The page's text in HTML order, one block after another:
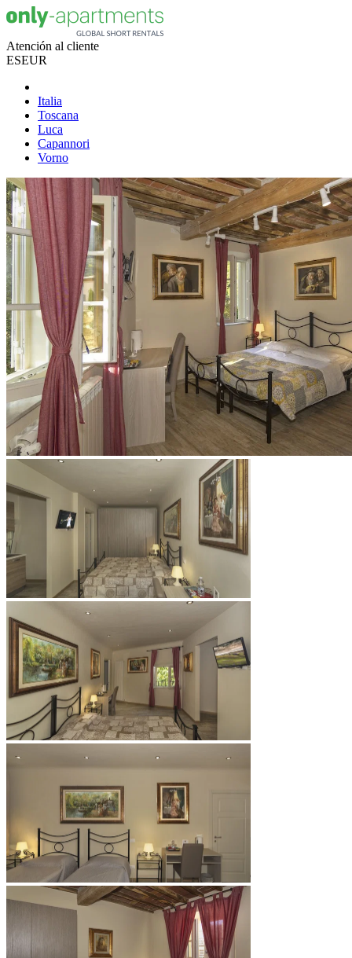
Atención al cliente
ESEUR
Italia
Toscana
Luca
Capannori
Vorno